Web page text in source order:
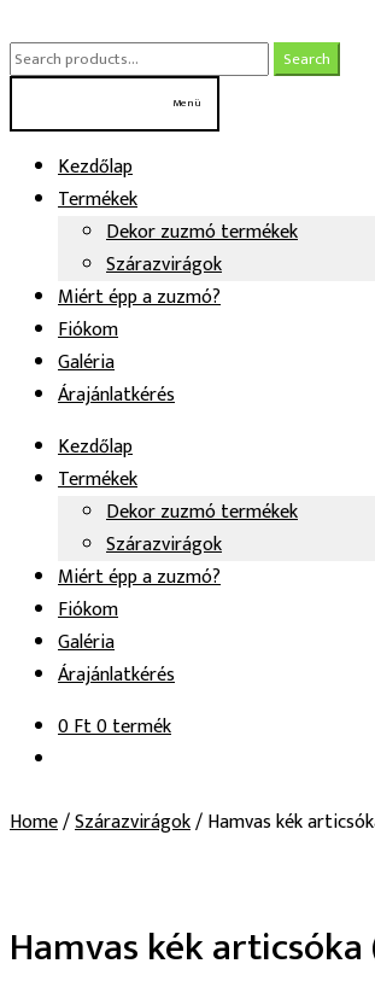
aaSearch
Search
Menü
Kezdőlap
Termékek
Dekor zuzmó termékek
Szárazvirágok
Miért épp a zuzmó?
Fiókom
Galéria
Árajánlatkérés
Kezdőlap
Termékek
Dekor zuzmó termékek
Szárazvirágok
Miért épp a zuzmó?
Fiókom
Galéria
Árajánlatkérés
0Ft0 termék
Home/Szárazvirágok/Hamvas kék
Hamvas kék